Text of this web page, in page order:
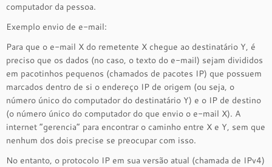
computador da pessoa.
Exemplo envio de e-mail:
Para que o e-mail X do remetente X chegue ao destinatário Y, é
preciso que os dados (no caso, o texto do e-mail) sejam divididos
em pacotinhos pequenos (chamados de pacotes IP) que possuem
marcados dentro de si o endereço IP de origem (ou seja, o
número único do computador do destinatário Y) e o IP de destino
(o número único do computador do que envio o e-mail X). A
internet “gerencia” para encontrar o caminho entre X e Y, sem que
nenhum dos dois precise se preocupar com isso.
No entanto, o protocolo IP em sua versão atual (chamada de IPv4)